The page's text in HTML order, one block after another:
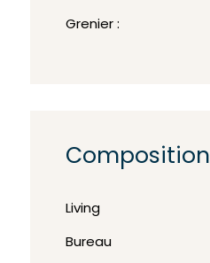
Grenier :
Composition
Living
Bureau